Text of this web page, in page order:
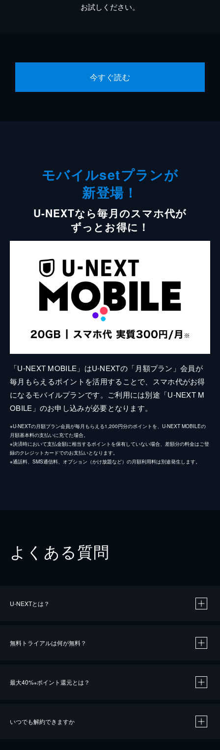
お試しください。
今すぐ読む
モバイルsetプランが
新登場！
U-NEXTなら毎月のスマホ代が
ずっとお得に！
「U-NEXT MOBILE」はU-NEXTの「月額プラン」会員が
毎月もらえるポイントを活用することで、スマホ代がお得
になるモバイルプランです。ご利用には別途「U-NEXT M
OBILE」のお申し込みが必要となります。
※U-NEXTの月額プラン会員が毎月もらえる1,200円分のポイントを、U-NEXT MOBILEの
月額基本料の支払いに充てた場合。
※決済時において支払金額に相当するポイントを保有していない場合、差額分の料金はご登
録のクレジットカードでのお支払いとなります。
※通話料、SMS通信料、オプション（かけ放題など）の月額利用料は別途発生します。
よくある質問
U-NEXTとは？
無料トライアルは何が無料？
最大40%※ポイント還元とは？
いつでも解約できますか